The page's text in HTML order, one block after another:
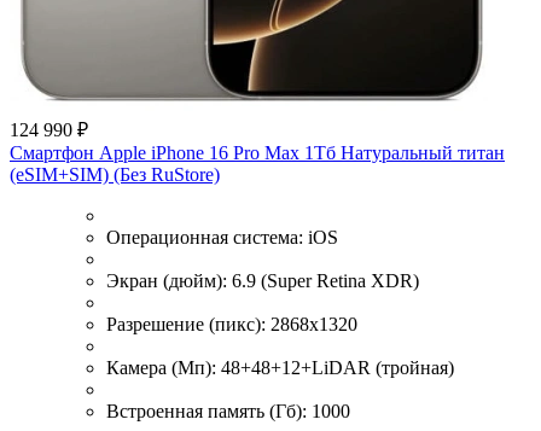
124 990 ₽
Смартфон Apple iPhone 16 Pro Max 1Тб Натуральный титан
(eSIM+SIM) (Без RuStore)
Операционная система: iOS
Экран (дюйм): 6.9 (Super Retina XDR)
Разрешение (пикс): 2868x1320
Камера (Мп): 48+48+12+LiDAR (тройная)
Встроенная память (Гб): 1000